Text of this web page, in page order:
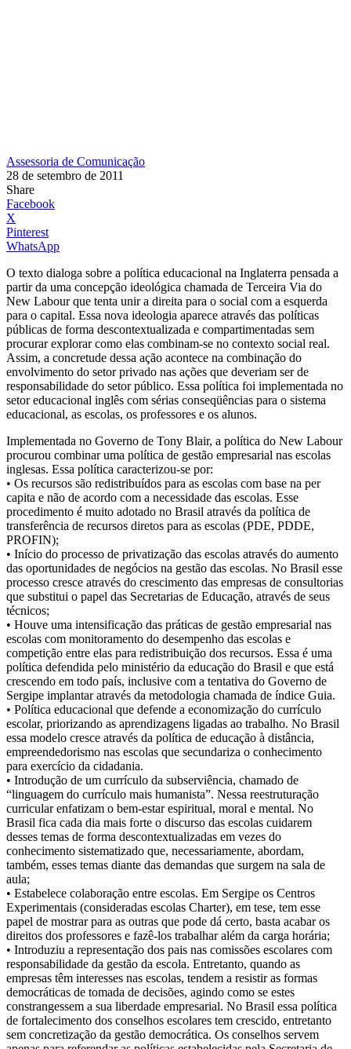
Assessoria de Comunicação
28 de setembro de 2011
Share
Facebook
X
Pinterest
WhatsApp
O texto dialoga sobre a política educacional na Inglaterra pensada a
partir da uma concepção ideológica chamada de Terceira Via do
New Labour que tenta unir a direita para o social com a esquerda
para o capital. Essa nova ideologia aparece através das políticas
públicas de forma descontextualizada e compartimentadas sem
procurar explorar como elas combinam-se no contexto social real.
Assim, a concretude dessa ação acontece na combinação do
envolvimento do setor privado nas ações que deveriam ser de
responsabilidade do setor público. Essa política foi implementada no
setor educacional inglês com sérias conseqüências para o sistema
educacional, as escolas, os professores e os alunos.
Implementada no Governo de Tony Blair, a política do New Labour
procurou combinar uma política de gestão empresarial nas escolas
inglesas. Essa política caracterizou-se por:
• Os recursos são redistribuídos para as escolas com base na per
capita e não de acordo com a necessidade das escolas. Esse
procedimento é muito adotado no Brasil através da política de
transferência de recursos diretos para as escolas (PDE, PDDE,
PROFIN);
• Início do processo de privatização das escolas através do aumento
das oportunidades de negócios na gestão das escolas. No Brasil esse
processo cresce através do crescimento das empresas de consultorias
que substitui o papel das Secretarias de Educação, através de seus
técnicos;
• Houve uma intensificação das práticas de gestão empresarial nas
escolas com monitoramento do desempenho das escolas e
competição entre elas para redistribuição dos recursos. Essa é uma
política defendida pelo ministério da educação do Brasil e que está
crescendo em todo país, inclusive com a tentativa do Governo de
Sergipe implantar através da metodologia chamada de índice Guia.
• Política educacional que defende a economização do currículo
escolar, priorizando as aprendizagens ligadas ao trabalho. No Brasil
essa modelo cresce através da política de educação à distância,
empreendedorismo nas escolas que secundariza o conhecimento
para exercício da cidadania.
• Introdução de um currículo da subserviência, chamado de
“linguagem do currículo mais humanista”. Nessa reestruturação
curricular enfatizam o bem-estar espiritual, moral e mental. No
Brasil fica cada dia mais forte o discurso das escolas cuidarem
desses temas de forma descontextualizadas em vezes do
conhecimento sistematizado que, necessariamente, abordam,
também, esses temas diante das demandas que surgem na sala de
aula;
• Estabelece colaboração entre escolas. Em Sergipe os Centros
Experimentais (consideradas escolas Charter), em tese, tem esse
papel de mostrar para as outras que pode dá certo, basta acabar os
direitos dos professores e fazê-los trabalhar além da carga horária;
• Introduziu a representação dos pais nas comissões escolares com
responsabilidade da gestão da escola. Entretanto, quando as
empresas têm interesses nas escolas, tendem a resistir as formas
democráticas de tomada de decisões, agindo como se estes
constrangessem a sua liberdade empresarial. No Brasil essa política
de fortalecimento dos conselhos escolares tem crescido, entretanto
sem concretização da gestão democrática. Os conselhos servem